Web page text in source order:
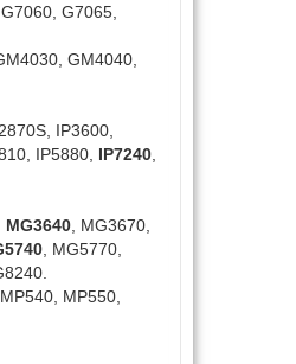
G7065,
GM4040,
IP3600,
IP5880, IP7240,
MG3640, MG3670,
, MG5770,
MP550,